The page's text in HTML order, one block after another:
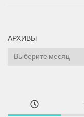
АРХИВЫ
Архивы